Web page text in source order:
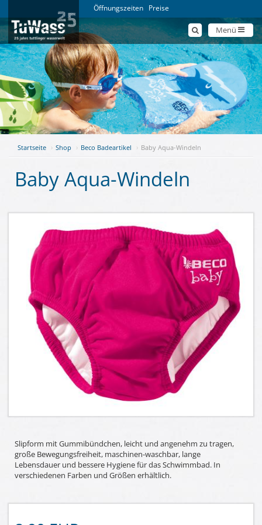
Öffnungszeiten Preise
Menü
Startseite Shop Beco Badeartikel Baby Aqua-Windeln
Baby Aqua-Windeln
Slipform mit Gummibündchen, leicht und angenehm zu tragen,
große Bewegungsfreiheit, maschinen-waschbar, lange
Lebensdauer und bessere Hygiene für das Schwimmbad. In
verschiedenen Farben und Größen erhältlich.